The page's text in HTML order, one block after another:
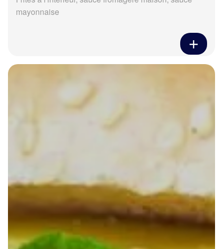
mayonnaise